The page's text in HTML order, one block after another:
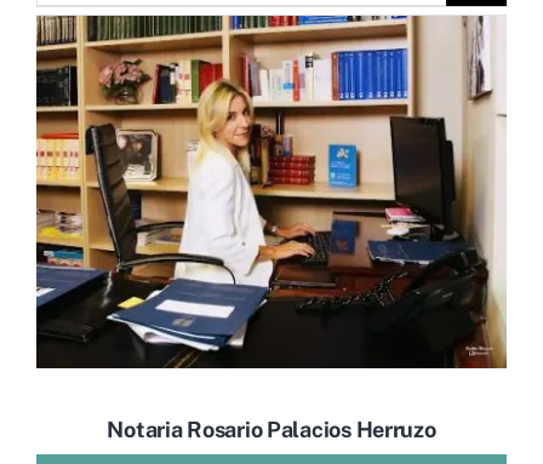
Notaria Rosario Palacios Herruzo